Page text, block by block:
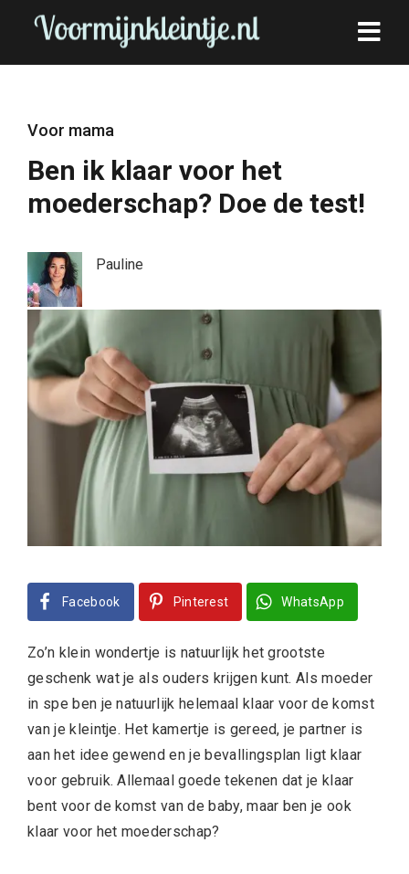
Voor mama
Ben ik klaar voor het
moederschap? Doe de test!
Pauline
Facebook Pinterest WhatsApp
Zo’n klein wondertje is natuurlijk het grootste
geschenk wat je als ouders krijgen kunt. Als moeder
in spe ben je natuurlijk helemaal klaar voor de komst
van je kleintje. Het kamertje is gereed, je partner is
aan het idee gewend en je bevallingsplan ligt klaar
voor gebruik. Allemaal goede tekenen dat je klaar
bent voor de komst van de baby, maar ben je ook
klaar voor het moederschap?